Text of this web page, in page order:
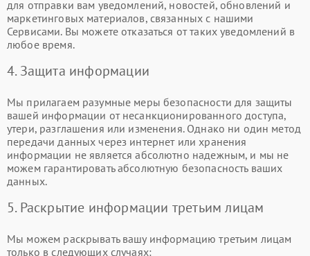
для отправки вам уведомлений, новостей, обновлений и
маркетинговых материалов, связанных с нашими
Сервисами. Вы можете отказаться от таких уведомлений в
любое время.
4. Защита информации
Мы прилагаем разумные меры безопасности для защиты
вашей информации от несанкционированного доступа,
утери, разглашения или изменения. Однако ни один метод
передачи данных через интернет или хранения
информации не является абсолютно надежным, и мы не
можем гарантировать абсолютную безопасность ваших
данных.
5. Раскрытие информации третьим лицам
Мы можем раскрывать вашу информацию третьим лицам
только в следующих случаях: